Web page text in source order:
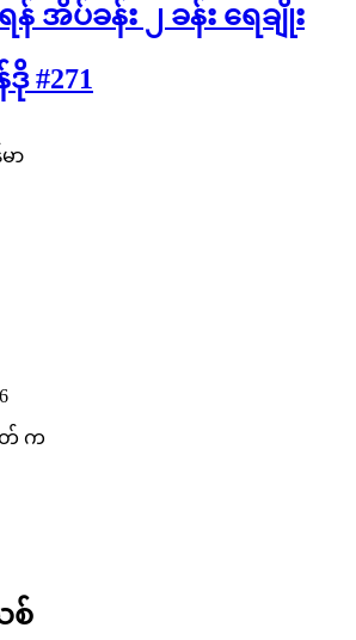
န် အိပ်ခန်း ၂ ခန်း ရေချိုး
#271
ာ
တ် က
စ်